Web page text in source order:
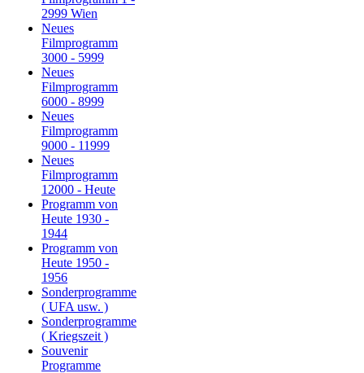
2999 Wien
Neues
Filmprogramm
3000 - 5999
Neues
Filmprogramm
6000 - 8999
Neues
Filmprogramm
9000 - 11999
Neues
Filmprogramm
12000 - Heute
Programm von
Heute 1930 -
1944
Programm von
Heute 1950 -
1956
Sonderprogramme
( UFA usw. )
Sonderprogramme
( Kriegszeit )
Souvenir
Programme